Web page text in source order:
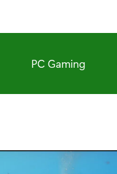
PC Gaming